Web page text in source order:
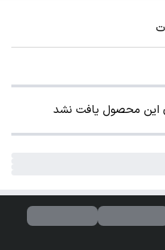
این محصول یافت نشد